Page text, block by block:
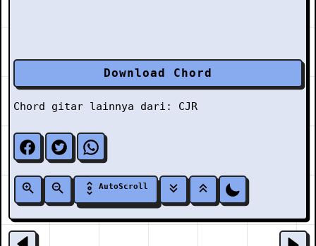
Download Chord
Chord gitar lainnya dari: CJR
AutoScroll